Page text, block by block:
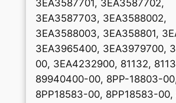
3EA3587701, 3EA3587702,
3EA3587703, 3EA3588002,
3EA3588003, 3EA358801,
3EA3965400, 3EA3979700,
00, 3EA4232900, 81132,
89940400-00, 8PP-18803-
8PP18583-00, 8PP18583-00,